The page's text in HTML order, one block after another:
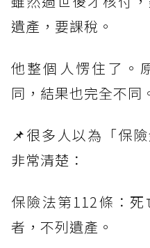
遺產，要課稅。
他整個人愣住了。
同，結果也完全不同
📌很多人以為「保
非常清楚：
保險法第112條：
者，不列遺產。